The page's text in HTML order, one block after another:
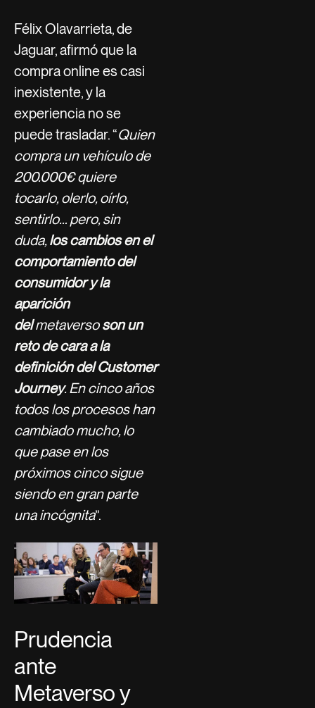
Félix Olavarrieta, de
Jaguar, afirmó que la
compra online es casi
inexistente, y la
experiencia no se
puede trasladar. “Quien
compra un vehículo de
200.000€ quiere
tocarlo, olerlo, oírlo,
sentirlo… pero, sin
duda,los cambios en el
comportamiento del
consumidor y la
aparición
delmetaversoson un
reto de cara a la
definición del Customer
Journey. En cinco años
todos los procesos han
cambiado mucho, lo
que pase en los
próximos cinco sigue
siendo en gran parte
una incógnita”.
Prudencia
ante
Metaverso y